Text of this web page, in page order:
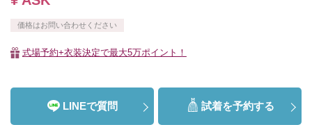
価格はお問い合わせください
式場予約+衣装決定で最大5万ポイント！
LINEで質問 試着を予約する